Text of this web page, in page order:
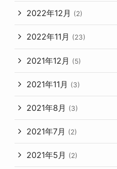
2022年12月 (2)
2022年11月 (23)
2021年12月 (5)
2021年11月 (3)
2021年8月 (3)
2021年7月 (2)
2021年5月 (2)